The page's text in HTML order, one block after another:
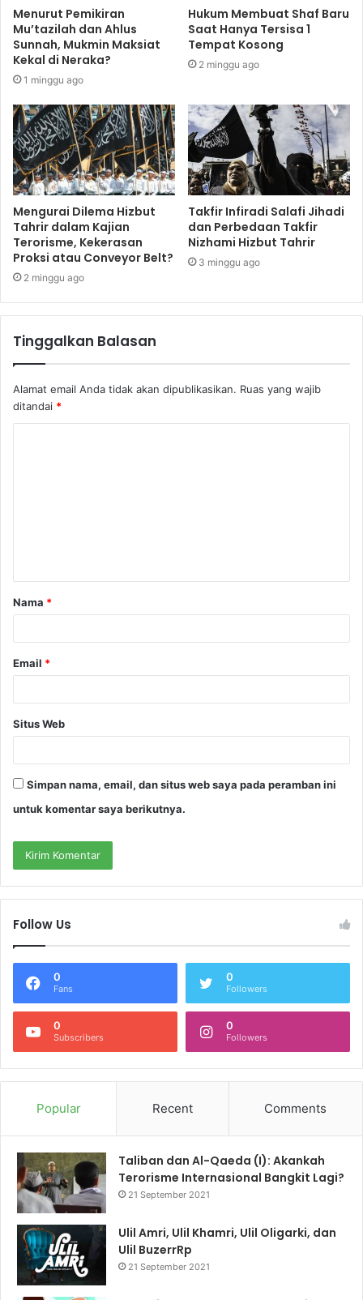
Menurut Pemikiran
Mu’tazilah dan Ahlus
Sunnah, Mukmin Maksiat
Kekal di Neraka?
1 minggu ago
Hukum Membuat Shaf Baru
Saat Hanya Tersisa 1
Tempat Kosong
2 minggu ago
Mengurai Dilema Hizbut
Tahrir dalam Kajian
Terorisme, Kekerasan
Proksi atau Conveyor Belt?
2 minggu ago
Takfir Infiradi Salafi Jihadi
dan Perbedaan Takfir
Nizhami Hizbut Tahrir
3 minggu ago
Tinggalkan Balasan
Alamat email Anda tidak akan dipublikasikan. Ruas yang wajib
ditandai *
a
r
Nama *
Email *
Situs Web
Simpan nama, email, dan situs web saya pada peramban ini
untuk komentar saya berikutnya.
Follow Us
0
Fans
0
Followers
0
Subscribers
0
Followers
Popular Recent Comments
Taliban dan Al-Qaeda (I): Akankah
Terorisme Internasional Bangkit Lagi?
21 September 2021
Ulil Amri, Ulil Khamri, Ulil Oligarki, dan
Ulil BuzerrRp
21 September 2021